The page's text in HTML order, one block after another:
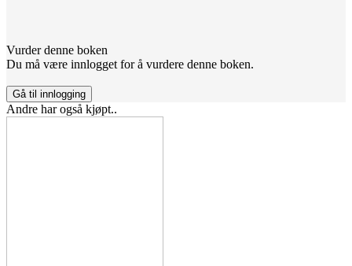
Vurder denne boken
Du må være innlogget for å vurdere denne boken.
Gå til innlogging
Andre har også kjøpt..